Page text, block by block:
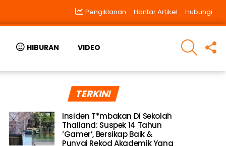
Pengiklanan Hantar Artikel Hubungi
HIBURAN VIDEO
SEARCH
TERKINI
Insiden T*mbakan Di Sekolah
Thailand: Suspek 14 Tahun
‘Gamer’, Bersikap Baik &
Punyai Rekod Akademik Yang